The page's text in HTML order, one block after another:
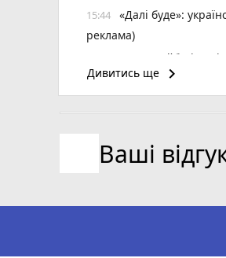
15:44
«Далі буде»:
реклама)
12 тролейбусів
14:57 Ректора ХНУ
12:37 6 серпня
Дивитись ще keyboard_arrow_right
Ваші